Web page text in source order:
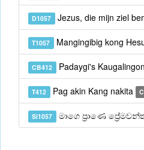
D1057 Jezus, die mijn ziel
T1057 Mangingibig kong
CB412 Padaygi's Kaugalingon
T412 Pag akin Kang nakita
Si1057 මාගෙ ප්‍රාණෙ